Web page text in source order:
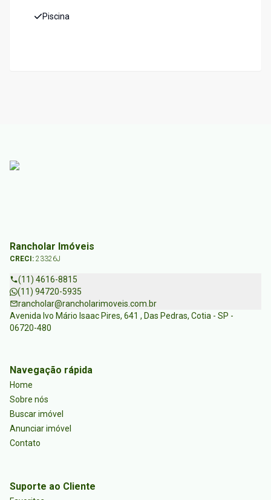
Piscina
Rancholar Imóveis
CRECI: 23326J
(11) 4616-8815
(11) 94720-5935
rancholar@rancholarimoveis.com.br
Avenida Ivo Mário Isaac Pires, 641 , Das Pedras, Cotia - SP -
06720-480
Navegação rápida
Home
Sobre nós
Buscar imóvel
Anunciar imóvel
Contato
Suporte ao Cliente